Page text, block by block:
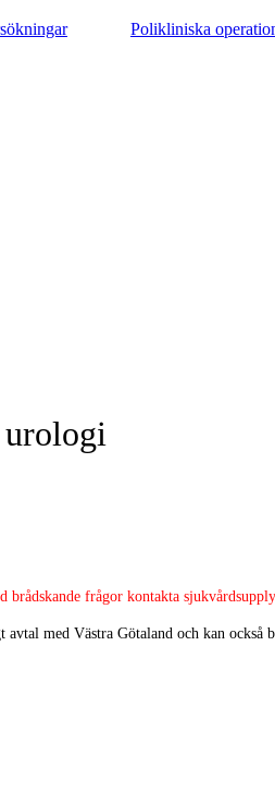
Polikliniska
frågor kontakta
med Västra Götaland och kan också